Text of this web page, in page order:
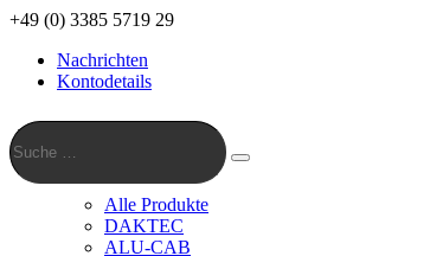
+49 (0) 3385 5719 29
Nachrichten
Kontodetails
Suche
…
Suche
Alle Produkte
DAKTEC
ALU-CAB